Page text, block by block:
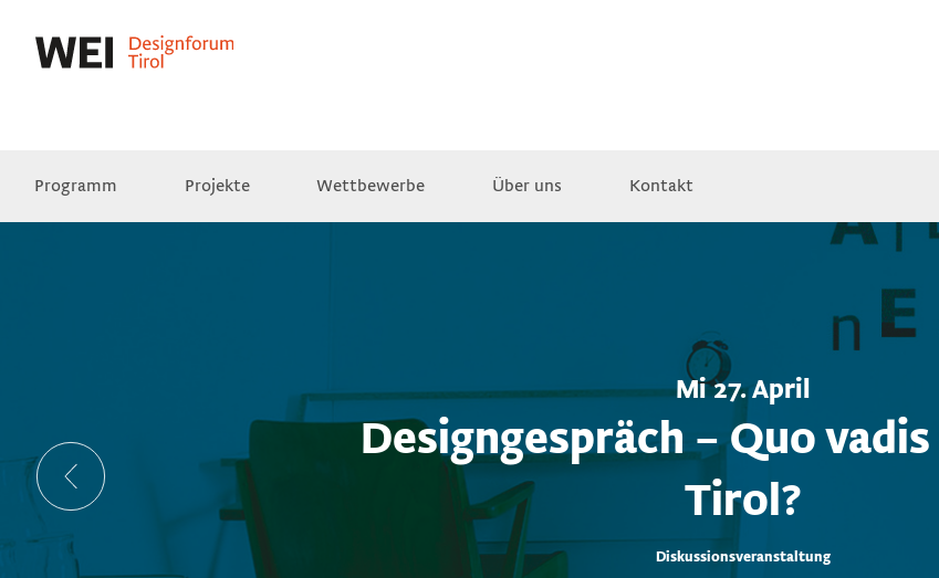
Programm Projekte Wettbewerbe Über uns Kontakt
Mi 27. April
Designgespräch – Quo
Tirol?
Diskussionsveranstaltung